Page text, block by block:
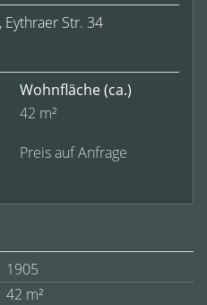
Eythraer Str. 34
Wohnfläche(ca.)
42 m²
Preis auf Anfrage
1905
42 m²